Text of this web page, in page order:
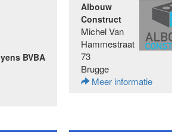
BVBA
Albouw
Construct
Michel Van
Hammestraat
73
Brugge
Meer informatie